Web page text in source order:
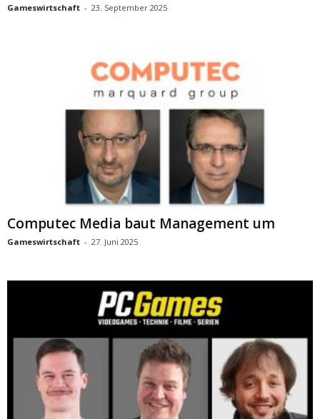
Gameswirtschaft - 23. September 2025
Computec Media baut Management um
Gameswirtschaft - 27. Juni 2025